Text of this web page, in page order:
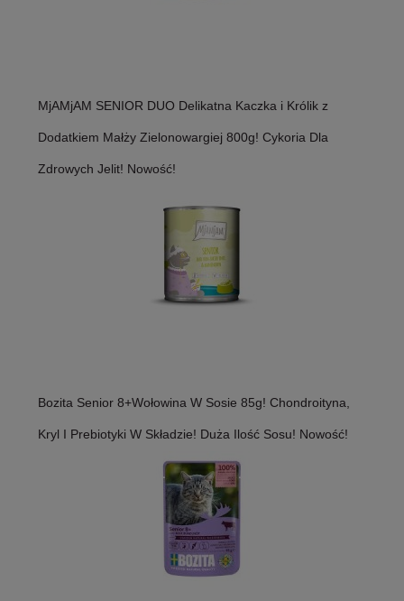
MjAMjAM SENIOR DUO Delikatna Kaczka i Królik z
Dodatkiem Małży Zielonowargiej 800g! Cykoria Dla
Zdrowych Jelit! Nowość!
Bozita Senior 8+Wołowina W Sosie 85g! Chondroityna,
Kryl I Prebiotyki W Składzie! Duża Ilość Sosu! Nowość!